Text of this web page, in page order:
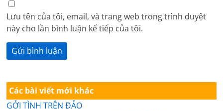
Lưu tên của tôi, email, và trang web trong trình duyệt
này cho lần bình luận kế tiếp của tôi.
Các bài viết mới khác
GỞI TÌNH TRÊN ĐẢO